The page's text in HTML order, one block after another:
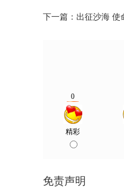
下一篇： 出征沙海 使
免责声明